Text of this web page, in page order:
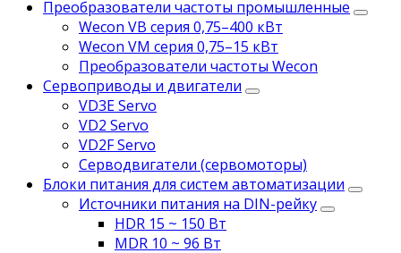
Преобразователи частоты промышленные
Wecon VB серия 0,75–400 кВт
Wecon VM серия 0,75–15 кВт
Преобразователи частоты Wecon
Сервоприводы и двигатели
VD3E Servo
VD2 Servo
VD2F Servo
Серводвигатели (сервомоторы)
Блоки питания для систем автоматизации
Источники питания на DIN-рейку
HDR 15 ~ 150 Вт
MDR 10 ~ 96 Вт